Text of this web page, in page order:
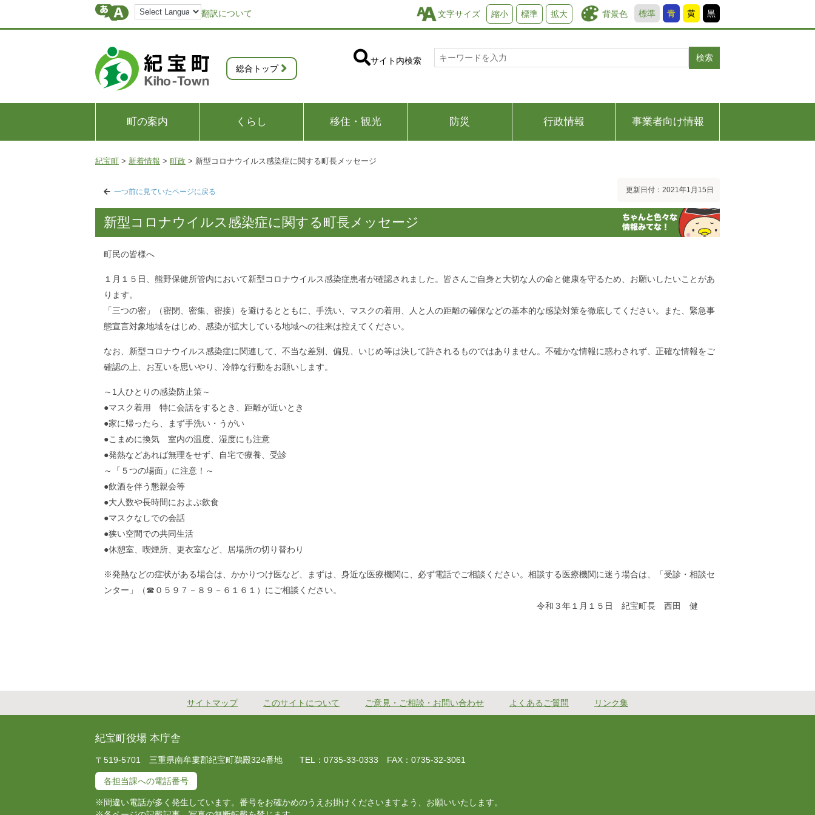
翻訳について 背景色 標準 青 黄 黒
文字サイズ 縮小 標準 拡大
総合トップ
サイト内検索 検索
町の案内 くらし 移住・観光 防災 行政情報 事業者向け情報
紀宝町 > 新着情報 > 町政 > 新型コロナウイルス感染症に関する町長メッセージ
一つ前に見ていたページに戻る 更新日付：2021年1月15日
新型コロナウイルス感染症に関する町長メッセージ
町民の皆様へ
１月１５日、熊野保健所管内において新型コロナウイルス感染症患者が確認されました。皆さんご自身と大切な人の命と健康を守るため、お願いしたいことがあ
ります。
「三つの密」（密閉、密集、密接）を避けるとともに、手洗い、マスクの着用、人と人の距離の確保などの基本的な感染対策を徹底してください。また、緊急事
態宣言対象地域をはじめ、感染が拡大している地域への往来は控えてください。
なお、新型コロナウイルス感染症に関連して、不当な差別、偏見、いじめ等は決して許されるものではありません。不確かな情報に惑わされず、正確な情報をご
確認の上、お互いを思いやり、冷静な行動をお願いします。
～1人ひとりの感染防止策～
●マスク着用 特に会話をするとき、距離が近いとき
●家に帰ったら、まず手洗い・うがい
●こまめに換気 室内の温度、湿度にも注意
●発熱などあれば無理をせず、自宅で療養、受診
～「５つの場面」に注意！～
●飲酒を伴う懇親会等
●大人数や長時間におよぶ飲食
●マスクなしでの会話
●狭い空間での共同生活
●休憩室、喫煙所、更衣室など、居場所の切り替わり
※発熱などの症状がある場合は、かかりつけ医など、まずは、身近な医療機関に、必ず電話でご相談ください。相談する医療機関に迷う場合は、「受診・相談セ
ンター」（☎０５９７－８９－６１６１）にご相談ください。
令和３年１月１５日 紀宝町長 西田 健
サイトマップ このサイトについて ご意見・ご相談・お問い合わせ よくあるご質問 リンク集
紀宝町役場 本庁舎
〒519-5701 三重県南牟婁郡紀宝町鵜殿324番地 TEL：0735-33-0333 FAX：0735-32-3061
各担当課への電話番号
※間違い電話が多く発生しています。番号をお確かめのうえお掛けくださいますよう、お願いいたします。